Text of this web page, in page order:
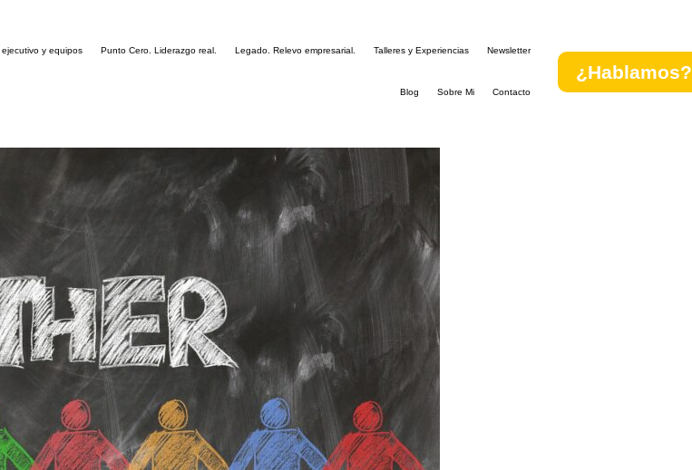
y equipos Punto Cero. Liderazgo real. Legado. Relevo empresarial. Talleres y Experiencias Newsletter
Blog Sobre Mi Contacto
¿Hablamos?